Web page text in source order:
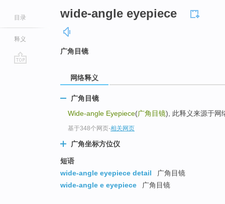
目录
释义
wide-angle eyepiece
广角目镜
网络释义
广角目镜
Wide-angle Eyepiece(广角目镜), 此释义来源于网
基于348个网页-相关网页
广角坐标方位仪
短语
wide-angle eyepiece detail
广角目镜
wide-angle e eyepiece
广角目镜